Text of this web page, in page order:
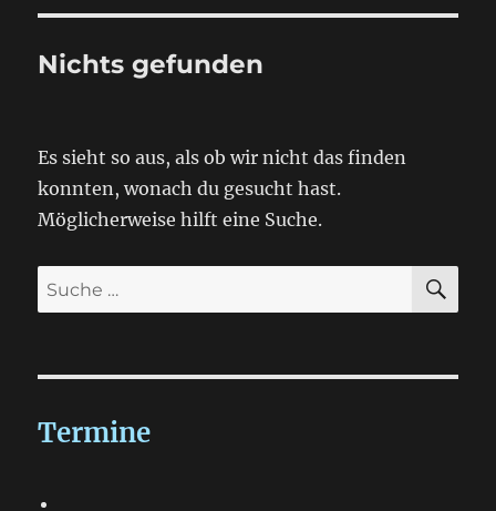
Nichts gefunden
Es sieht so aus, als ob wir nicht das finden
konnten, wonach du gesucht hast.
Möglicherweise hilft eine Suche.
Suche
nach:
Termine